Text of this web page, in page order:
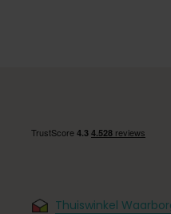
Thuiswinkel